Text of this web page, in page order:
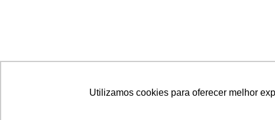
Utilizamos cookies para oferecer melhor